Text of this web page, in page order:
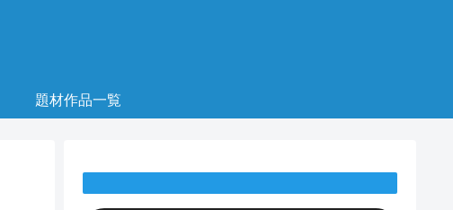
題材作品一覧